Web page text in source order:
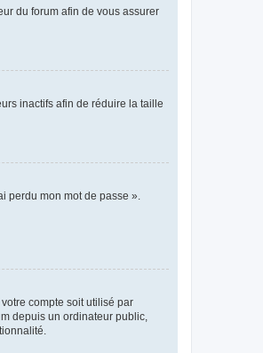
du forum afin de vous assurer
inactifs afin de réduire la taille
perdu mon mot de passe ».
compte soit utilisé par
depuis un ordinateur public,